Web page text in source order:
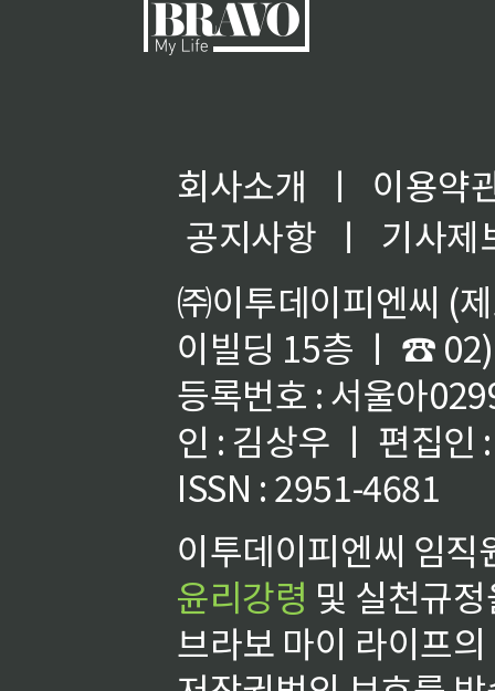
회사소개 ㅣ
이용약
공지사항
ㅣ
기사제
㈜이투데이피엔씨 (
이빌딩 15층 ㅣ ☎
등록번호 : 서울아
인 : 김상우 ㅣ 편집인
ISSN : 2951-4681
이투데이피엔씨 임
윤리강령 및 실천규
브라보 마이 라이프